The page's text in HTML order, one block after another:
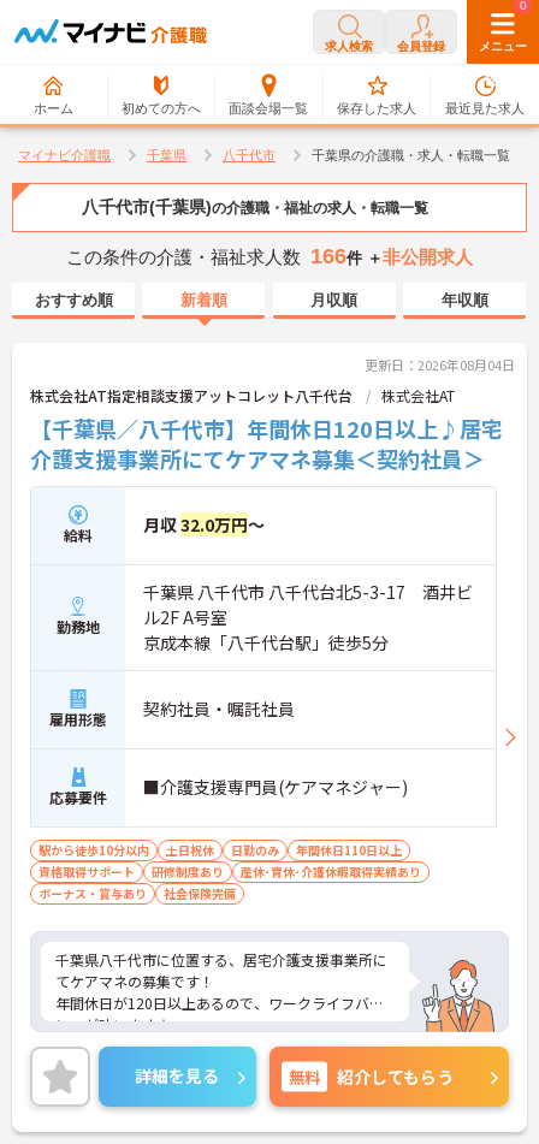
求人検索 会員登録 メニュー
ホーム 初めての方へ 面談会場一覧
0
保存した求人
0
最近見た求人
マイナビ介護職 千葉県 八千代市 千葉県の介護職・求人・転職一覧
八千代市(千葉県)の介護職・福祉の求人・転職一覧
この条件の介護・福祉求人数 166件 ＋非公開求人
おすすめ順 新着順 月収順 年収順
更新日：2026年08月04日
株式会社AT指定相談支援アットコレット八千代台 株式会社AT
【千葉県／八千代市】年間休日120日以上♪居宅
介護支援事業所にてケアマネ募集＜契約社員＞
給料 月収32.0万円～
勤務地
千葉県 八千代市 八千代台北5-3-17 酒井ビ
ル2F A号室
京成本線「八千代台駅」徒歩5分
雇用形態 契約社員・嘱託社員
応募要件 ■介護支援専門員(ケアマネジャー)
駅から徒歩10分以内 土日祝休 日勤のみ
年間休日110日以上
資格取得サポート
研修制度あり
産休･育休･介護休暇取得実績あり
ボーナス・賞与あり
社会保険完備
千葉県八千代市に位置する、居宅介護支援事業所に
てケアマネの募集です！
年間休日が120日以上あるので、ワークライフバラ
ンスが叶います☆
また、駅から徒歩5分の好立地なので、通勤らくら
くです♪
ご興味のある方には、面接対策ポイントなど、さら
に詳細をお話しいたしますのでお気軽にご相談くだ
さい！
詳細を見る 無料 紹介してもらう